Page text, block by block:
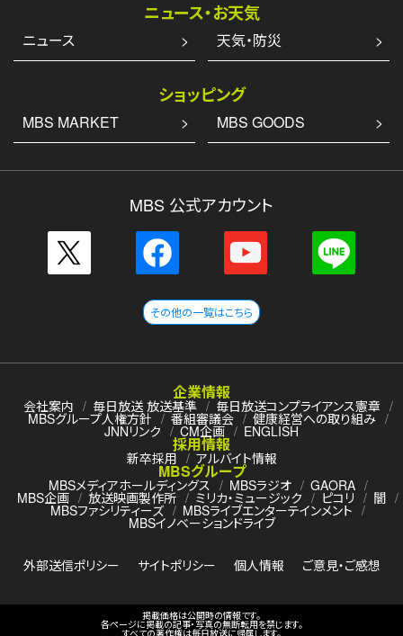
ニュース・お天気
ニュース 天気・防災
ショッピング
MBS MARKET MBS GOODS
MBS 公式アカウント
その他の一覧はこちら
企業情報
会社案内 毎日放送 放送基準 毎日放送コンプライアンス憲章
MBSグループ人権方針 番組審議会 健康経営への取り組み
JNNリンク CM企画 ENGLISH
採用情報
新卒採用 アルバイト情報
MBSグループ
MBSメディアホールディングス MBSラジオ GAORA
MBS企画 放送映画製作所 ミリカ・ミュージック ピコリ 闇
MBSファシリティーズ MBSライブエンターテインメント
MBSイノベーションドライブ
外部送信ポリシー サイトポリシー 個人情報 ご意見・ご感想
掲載価格は公開時の情報です。
各ページに掲載の記事・写真の無断転用を禁じます。